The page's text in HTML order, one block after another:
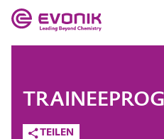
Market
Evonik - Leading
UNTERNEHMEN
TEILEN